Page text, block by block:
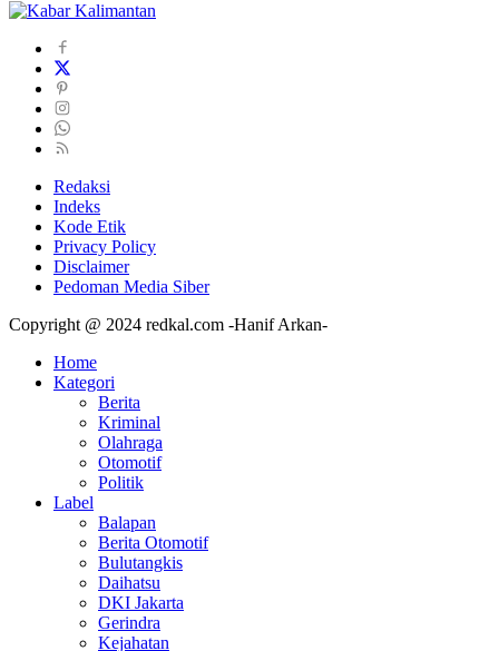
Redaksi
Indeks
Kode Etik
Privacy Policy
Disclaimer
Pedoman Media Siber
Copyright @ 2024 redkal.com -Hanif Arkan-
Home
Kategori
Berita
Kriminal
Olahraga
Otomotif
Politik
Label
Balapan
Berita Otomotif
Bulutangkis
Daihatsu
DKI Jakarta
Gerindra
Kejahatan